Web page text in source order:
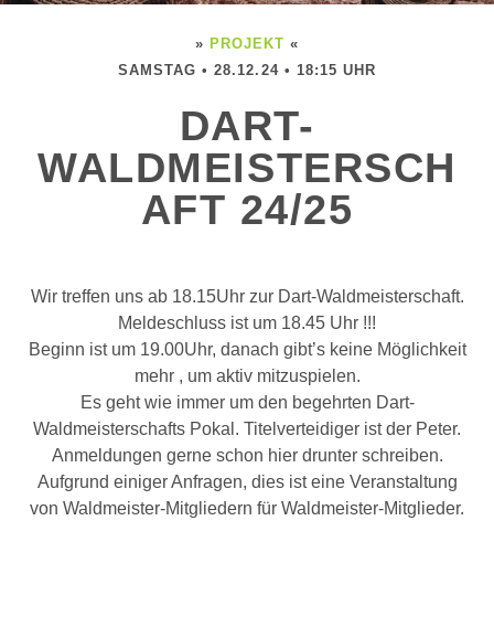
» PROJEKT «
SAMSTAG • 28.12.24 • 18:15 UHR
DART-
WALDMEISTERSCH
AFT 24/25
Wir treffen uns ab 18.15Uhr zur Dart-Waldmeisterschaft.
Meldeschluss ist um 18.45 Uhr !!!
Beginn ist um 19.00Uhr, danach gibt’s keine Möglichkeit
mehr , um aktiv mitzuspielen.
Es geht wie immer um den begehrten Dart-
Waldmeisterschafts Pokal. Titelverteidiger ist der Peter.
Anmeldungen gerne schon hier drunter schreiben.
Aufgrund einiger Anfragen, dies ist eine Veranstaltung
von Waldmeister-Mitgliedern für Waldmeister-Mitglieder.